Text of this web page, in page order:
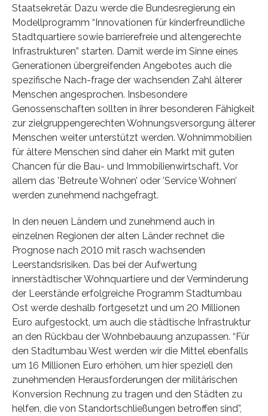
Staatsekretär. Dazu werde die Bundesregierung ein
Modellprogramm “Innovationen für kinderfreundliche
Stadtquartiere sowie barrierefreie und altengerechte
Infrastrukturen” starten. Damit werde im Sinne eines
Generationen übergreifenden Angebotes auch die
spezifische Nach-frage der wachsenden Zahl älterer
Menschen angesprochen. Insbesondere
Genossenschaften sollten in ihrer besonderen Fähigkeit
zur zielgruppengerechten Wohnungsversorgung älterer
Menschen weiter unterstützt werden. Wohnimmobilien
für ältere Menschen sind daher ein Markt mit guten
Chancen für die Bau- und Immobilienwirtschaft. Vor
allem das ’Betreute Wohnen’ oder ’Service Wohnen’
werden zunehmend nachgefragt.
In den neuen Ländern und zunehmend auch in
einzelnen Regionen der alten Länder rechnet die
Prognose nach 2010 mit rasch wachsenden
Leerstandsrisiken. Das bei der Aufwertung
innerstädtischer Wohnquartiere und der Verminderung
der Leerstände erfolgreiche Programm Stadtumbau
Ost werde deshalb fortgesetzt und um 20 Millionen
Euro aufgestockt, um auch die städtische Infrastruktur
an den Rückbau der Wohnbebauung anzupassen. “Für
den Stadtumbau West werden wir die Mittel ebenfalls
um 16 Millionen Euro erhöhen, um hier speziell den
zunehmenden Herausforderungen der militärischen
Konversion Rechnung zu tragen und den Städten zu
helfen, die von Standortschließungen betroffen sind”,